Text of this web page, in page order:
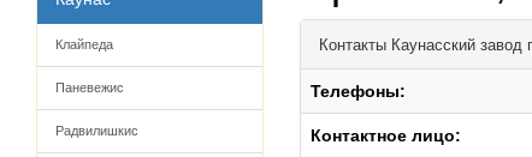
Клайпеда
Паневежис
Радвилишкис
Контакты Каунасский завод
Телефоны:
Контактное лицо: